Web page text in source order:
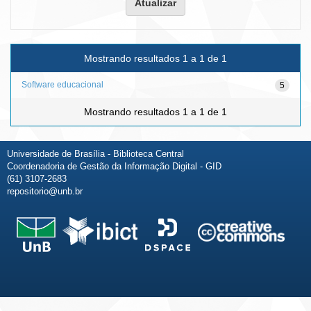
Mostrando resultados 1 a 1 de 1
Software educacional 5
Mostrando resultados 1 a 1 de 1
Universidade de Brasília - Biblioteca Central
Coordenadoria de Gestão da Informação Digital - GID
(61) 3107-2683
repositorio@unb.br